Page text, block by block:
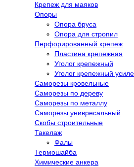
Крепеж для маяков
Опоры
Опора бруса
Опора для стропил
Перфорированный крепеж
Пластина крепежная
Уголог крепежный
Уголог крепежный
Саморезы кровельные
Саморезы по дереву
Саморезы по металлу
Саморезы унивресальный
Скобы строительные
Такелаж
Фалы
Термошайба
Химические анкера